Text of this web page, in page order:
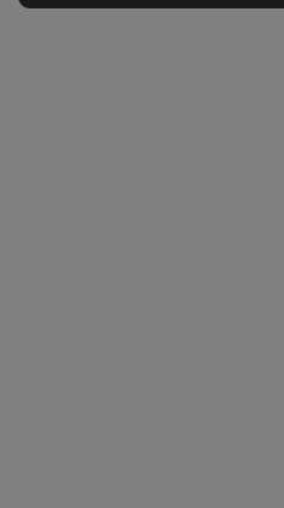
соглашения.